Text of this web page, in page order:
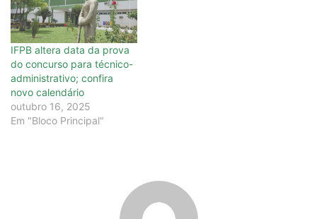
IFPB altera data da prova
do concurso para técnico-
administrativo; confira
novo calendário
outubro 16, 2025
Em "Bloco Principal"